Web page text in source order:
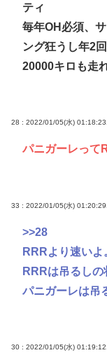
ティ
毎年OH必須、
ング狂うし年2
20000キロも走
28 : 2022/01/05(水)
パニガーレって
33 : 2022/01/05(水)
>>28
RRRより速いよ
RRRは吊るし
パニガーレは吊
30 : 2022/01/05(水)